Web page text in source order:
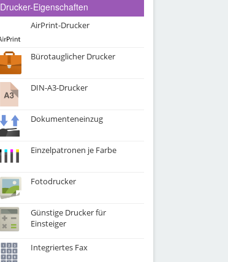
Drucker-Eigenschaften
AirPrint-Drucker
Bürotauglicher Drucker
DIN-A3-Drucker
Dokumenteneinzug
Einzelpatronen je Farbe
Fotodrucker
Günstige Drucker für
Einsteiger
Integriertes Fax